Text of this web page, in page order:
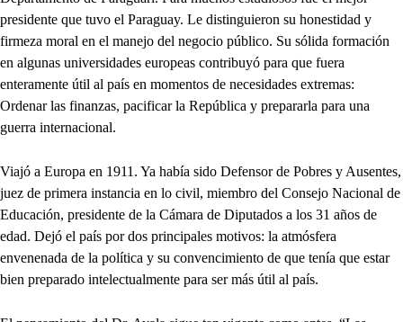
presidente que tuvo el Paraguay. Le distinguieron su honestidad y
firmeza moral en el manejo del negocio público. Su sólida formación
en algunas universidades europeas contribuyó para que fuera
enteramente útil al país en momentos de necesidades extremas:
Ordenar las finanzas, pacificar la República y prepararla para una
guerra internacional.
Viajó a Europa en 1911. Ya había sido Defensor de Pobres y Ausentes,
juez de primera instancia en lo civil, miembro del Consejo Nacional de
Educación, presidente de la Cámara de Diputados a los 31 años de
edad. Dejó el país por dos principales motivos: la atmósfera
envenenada de la política y su convencimiento de que tenía que estar
bien preparado intelectualmente para ser más útil al país.